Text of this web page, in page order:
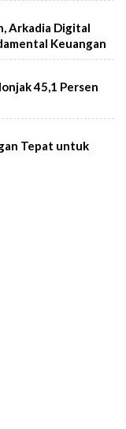
Arkadia Digital
Keuangan
45,1 Persen
Tepat untuk